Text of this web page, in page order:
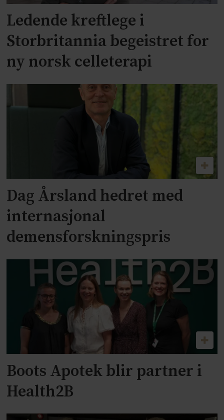
Ledende kreftlege i
Storbritannia begeistret for
ny norsk celleterapi
Dag Årsland hedret med
internasjonal
demensforskningspris
Boots Apotek blir partner i
Health2B